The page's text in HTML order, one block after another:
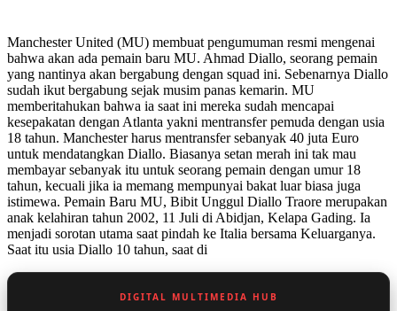
Manchester United (MU) membuat pengumuman resmi mengenai
bahwa akan ada pemain baru MU. Ahmad Diallo, seorang pemain
yang nantinya akan bergabung dengan squad ini. Sebenarnya Diallo
sudah ikut bergabung sejak musim panas kemarin. MU
memberitahukan bahwa ia saat ini mereka sudah mencapai
kesepakatan dengan Atlanta yakni mentransfer pemuda dengan usia
18 tahun. Manchester harus mentransfer sebanyak 40 juta Euro
untuk mendatangkan Diallo. Biasanya setan merah ini tak mau
membayar sebanyak itu untuk seorang pemain dengan umur 18
tahun, kecuali jika ia memang mempunyai bakat luar biasa juga
istimewa. Pemain Baru MU, Bibit Unggul Diallo Traore merupakan
anak kelahiran tahun 2002, 11 Juli di Abidjan, Kelapa Gading. Ia
menjadi sorotan utama saat pindah ke Italia bersama Keluarganya.
Saat itu usia Diallo 10 tahun, saat di
DIGITAL MULTIMEDIA HUB